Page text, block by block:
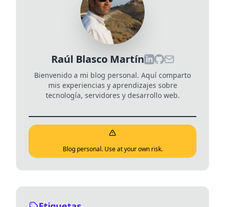
Raúl Blasco Martín
Bienvenido a mi blog personal. Aquí comparto
mis experiencias y aprendizajes sobre
tecnología, servidores y desarrollo web.
Blog personal. Use at your own risk.